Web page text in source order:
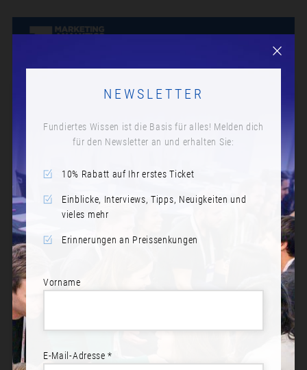
NEWSLETTER
Fundiertes Wissen ist die Basis für alles! Melden dich
für den Newsletter an und erhalten Sie:
10% Rabatt auf Ihr erstes Ticket
Einblicke, Interviews, Tipps, Neuigkeiten und
vieles mehr
Erinnerungen an Preissenkungen
Vorname
E-Mail-Adresse *